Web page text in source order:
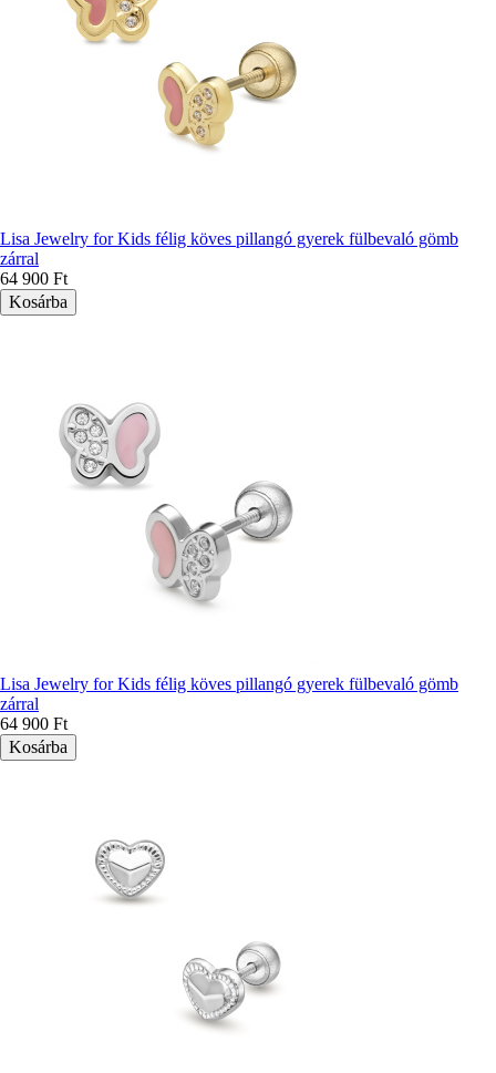
Lisa Jewelry for Kids félig köves pillangó gyerek fülbevaló gömb
zárral
64 900 Ft
Lisa Jewelry for Kids félig köves pillangó gyerek fülbevaló gömb
zárral
64 900 Ft